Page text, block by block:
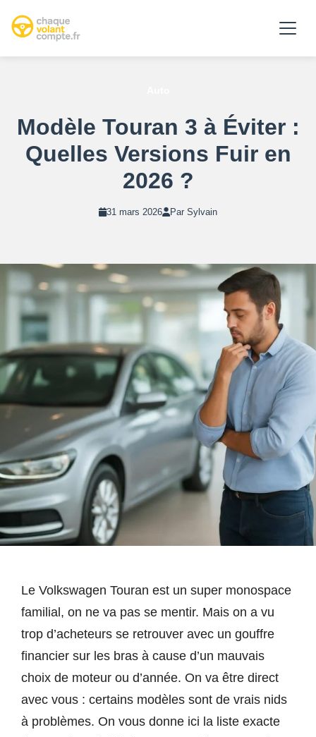
Modèle Touran 3 à Éviter :
Quelles Versions Fuir en
2026 ?
31 mars 2026 Par Sylvain
Le Volkswagen Touran est un super monospace
familial, on ne va pas se mentir. Mais on a vu
trop d’acheteurs se retrouver avec un gouffre
financier sur les bras à cause d’un mauvais
choix de moteur ou d’année. On va être direct
avec vous : certains modèles sont de vrais nids
à problèmes. On vous donne ici la liste exacte